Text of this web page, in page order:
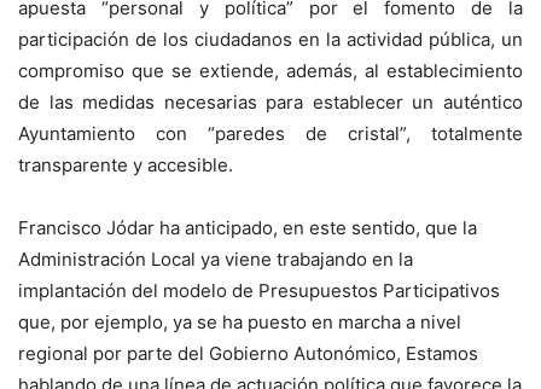
apuesta “personal y política” por el fomento de la
participación de los ciudadanos en la actividad pública, un
compromiso que se extiende, además, al establecimiento
de las medidas necesarias para establecer un auténtico
Ayuntamiento con “paredes de cristal”, totalmente
transparente y accesible.
Francisco Jódar ha anticipado, en este sentido, que la
Administración Local ya viene trabajando en la
implantación del modelo de Presupuestos Participativos
que, por ejemplo, ya se ha puesto en marcha a nivel
regional por parte del Gobierno Autonómico, Estamos
hablando de una línea de actuación política que favorece la